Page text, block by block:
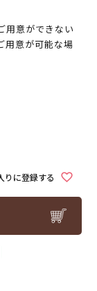
用意ができない
用意が可能な場
りに登録する